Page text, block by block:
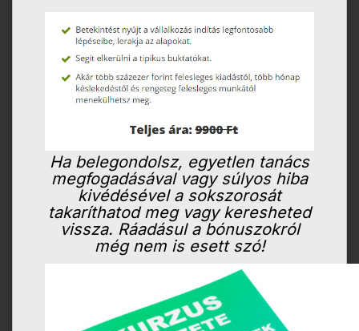
Ha belegondolsz, egyetlen tanács
megfogadásával vagy súlyos hiba
kivédésével a sokszorosát
takaríthatod meg vagy keresheted
vissza. Ráadásul a bónuszokról
még nem is esett szó!